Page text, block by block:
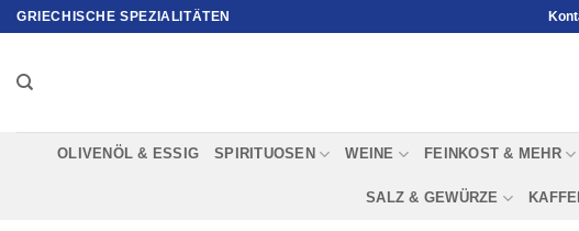
ZumGRIECHISCHE SPEZIALITÄTEN
OLIVENÖL & ESSIG SPIRITUOSEN WEINE FEINKOST & MEHR
SALZ & GEWÜRZE